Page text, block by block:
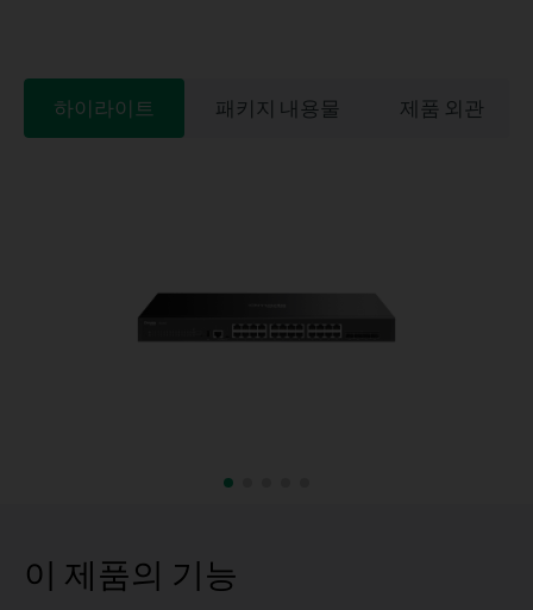
하이라이트 패키지 내용물 제품 외관
이 제품의 기능